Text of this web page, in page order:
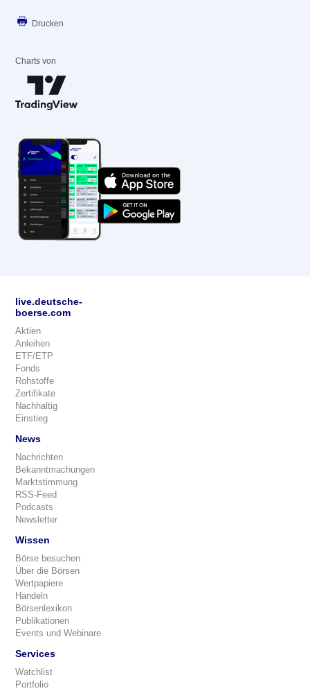
Drucken
Charts von
live.deutsche-
boerse.com
Aktien
Anleihen
ETF/ETP
Fonds
Rohstoffe
Zertifikate
Nachhaltig
Einstieg
News
Nachrichten
Bekanntmachungen
Marktstimmung
RSS-Feed
Podcasts
Newsletter
Wissen
Börse besuchen
Über die Börsen
Wertpapiere
Handeln
Börsenlexikon
Publikationen
Events und Webinare
Services
Watchlist
Portfolio